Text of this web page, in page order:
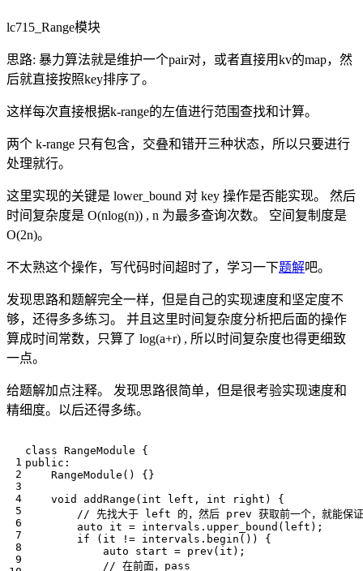
lc715_Range模块
思路: 暴力算法就是维护一个pair对，或者直接用kv的map，然
后就直接按照key排序了。
这样每次直接根据k-range的左值进行范围查找和计算。
两个 k-range 只有包含，交叠和错开三种状态，所以只要进行
处理就行。
这里实现的关键是 lower_bound 对 key 操作是否能实现。 然后
时间复杂度是 O(nlog(n)) , n 为最多查询次数。 空间复制度是
O(2n)。
不太熟这个操作，写代码时间超时了，学习一下题解吧。
发现思路和题解完全一样，但是自己的实现速度和坚定度不
够，还得多多练习。 并且这里时间复杂度分析把后面的操作
算成时间常数，只算了 log(a+r) , 所以时间复杂度也得更细致
一点。
给题解加点注释。 发现思路很简单，但是很考验实现速度和
精细度。以后还得多练。
class RangeModule
{
public :
RangeModule ()
{}
void
addRange ( int left , int right ) {
auto it = intervals . upper_bound ( left );
if
( it != intervals . begin ())
{
auto
start = prev ( it );